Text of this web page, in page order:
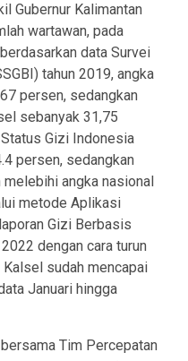
Gubernur Kalimantan
wartawan, pada
data Survei
tahun 2019, angka
persen, sedangkan
sebanyak 31,75
Gizi Indonesia
persen, sedangkan
angka nasional
metode Aplikasi
Gizi Berbasis
dengan cara turun
sudah mencapai
Januari hingga
Tim Percepatan